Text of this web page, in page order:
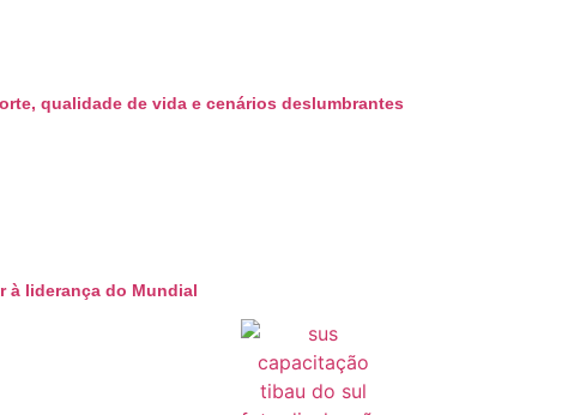
qualidade de vida e cenários deslumbrantes
à liderança do Mundial